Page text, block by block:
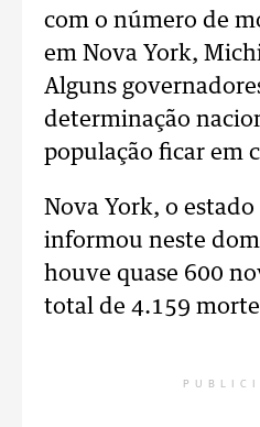
com o número de
em Nova York,
Alguns
determinação
população ficar em
Nova York, o
informou neste
houve quase 600
total de 4.159